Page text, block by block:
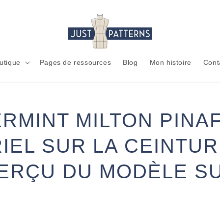
Pages de ressources Blog Mon histoire
I
MILTON
SUR LA
DU MODÈLE